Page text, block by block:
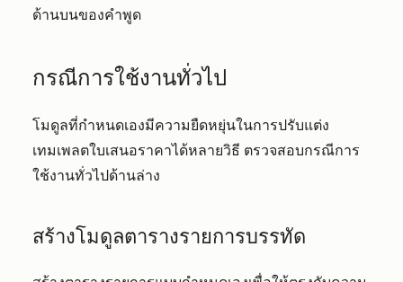
ด้านบนของคำพูด
กรณีการใช้งานทั่วไป
โมดูลที่กำหนดเองมีความยืดหยุ่นในการปรับแต่ง
เทมเพลตใบเสนอราคาได้หลายวิธี ตรวจสอบกรณีการ
ใช้งานทั่วไปด้านล่าง
สร้างโมดูลตารางรายการบรรทัด